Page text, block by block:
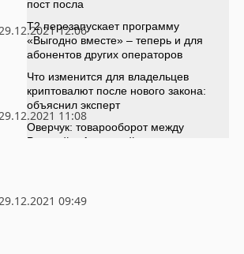
29.12.2021 12:06
29.12.2021 11:08
29.12.2021 09:49